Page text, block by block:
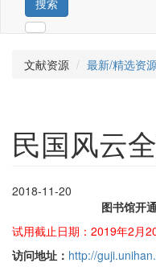
搜索
文献资源 最新/精选资
民国风云
2018-11-20
图书馆开
试用截止日期：2019年2月
访问地址： http://